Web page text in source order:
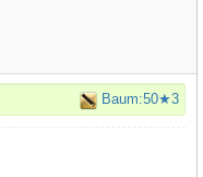
Baum:50★3